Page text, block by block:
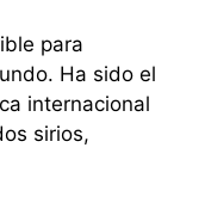
para
Ha sido el
internacional
sirios,